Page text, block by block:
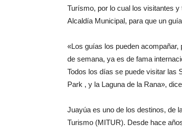
Turísmo, por lo cual los visitantes
Alcaldía Municipal, para que un
«Los guías los pueden
de semana, ya es de fama
Todos los días se puede visitar las
Park , y la Laguna de la Rana»,
Juayúa es uno de los destinos, de
Turismo (MITUR). Desde hace